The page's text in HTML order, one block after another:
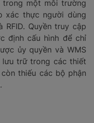
một môi trường
xác thực người dùng
RFID. Quyền truy cập
định cấu hình để chỉ
ủy quyền và WMS
trữ trong các thiết
thiếu các bộ phận